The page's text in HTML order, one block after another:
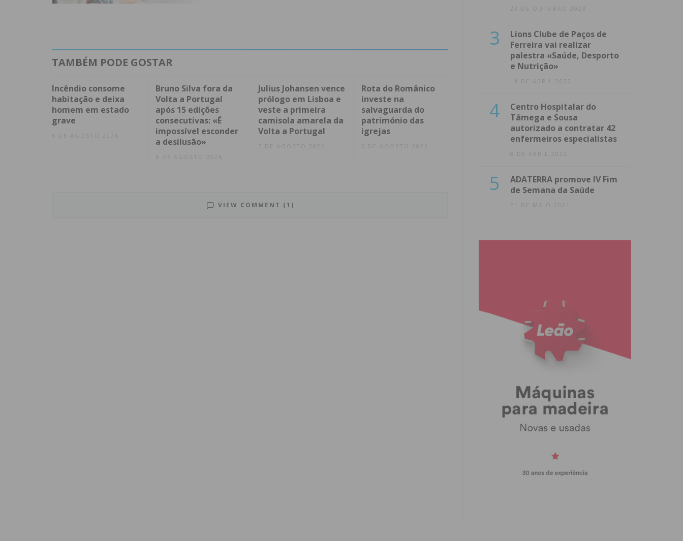
TAMBÉM PODE GOSTAR
Incêndio consome
habitação e deixa
homem em estado
grave
6 DE AGOSTO 2026
Bruno Silva fora da
Volta a Portugal
após 15 edições
consecutivas: «É
impossível esconder
a desilusão»
6 DE AGOSTO 2026
Julius Johansen vence
prólogo em Lisboa e
veste a primeira
camisola amarela da
Volta a Portugal
5 DE AGOSTO 2026
Rota do Românico
investe na
salvaguarda do
património das
igrejas
5 DE AGOSTO 2026
VIEW COMMENT (1)
23 DE OUTUBRO 2023
3
Lions Clube de Paços de
Ferreira vai realizar
palestra «Saúde, Desporto
e Nutrição»
14 DE ABRIL 2022
4
Centro Hospitalar do
Tâmega e Sousa
autorizado a contratar 42
enfermeiros especialistas
8 DE ABRIL 2022
5
ADATERRA promove IV Fim
de Semana da Saúde
21 DE MAIO 2021